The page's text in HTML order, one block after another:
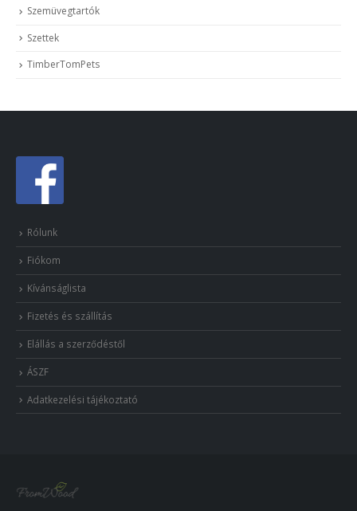
Szemüvegtartók
Szettek
TimberTomPets
Rólunk
Fiókom
Kívánságlista
Fizetés és szállítás
Elállás a szerződéstől
ÁSZF
Adatkezelési tájékoztató